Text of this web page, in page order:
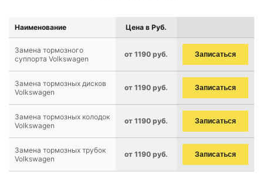
Наименование Цена в Руб.
Замена тормозного
суппорта Volkswagen
от 1190 руб. Записаться
Замена тормозных дисков
Volkswagen
от 1190 руб. Записаться
Замена тормозных колодок
Volkswagen
от 1190 руб. Записаться
Замена тормозных трубок
Volkswagen
от 1190 руб. Записаться